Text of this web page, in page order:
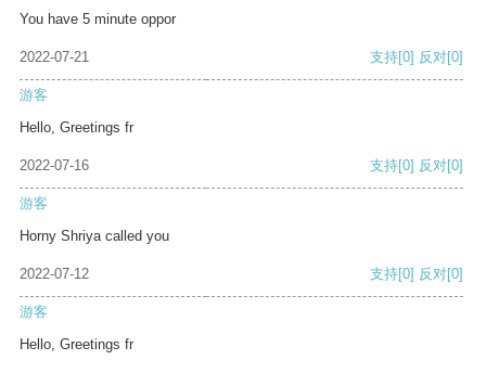
You have 5 minute oppor
2022-07-21 支持[0] 反对[0]
游客
Hello, Greetings fr
2022-07-16 支持[0] 反对[0]
游客
Horny Shriya called you
2022-07-12 支持[0] 反对[0]
游客
Hello, Greetings fr